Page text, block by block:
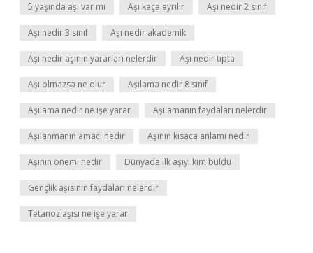
5 yaşında aşı var mı Aşı kaça ayrılır Aşı nedir 2 sınıf
Aşı nedir 3 sınıf Aşı nedir akademik
Aşı nedir aşının yararları nelerdir Aşı nedir tıpta
Aşı olmazsa ne olur Aşılama nedir 8 sınıf
Aşılama nedir ne işe yarar Aşılamanın faydaları nelerdir
Aşılanmanın amacı nedir Aşının kısaca anlamı nedir
Aşının önemi nedir Dünyada ilk aşıyı kim buldu
Gençlik aşısının faydaları nelerdir
Tetanoz aşısı ne işe yarar